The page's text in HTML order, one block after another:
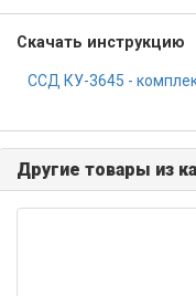
Скачать инструкцию
ССД КУ-3645 -
Другие товары из